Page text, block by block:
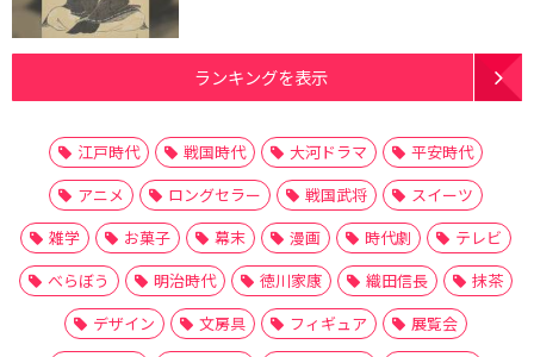
ランキングを表示
江戸時代 戦国時代 大河ドラマ
平安時代
アニメ
ロングセラー 戦国武将
スイーツ
雑学
お菓子 幕末 漫画 時代劇
テレビ
べらぼう
明治時代 徳川家康 織田信長
抹茶
デザイン
文房具 フィギュア
展覧会